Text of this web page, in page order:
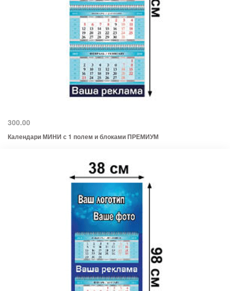
300.00
Календари МИНИ с 1 полем и блоками ПРЕМИУМ